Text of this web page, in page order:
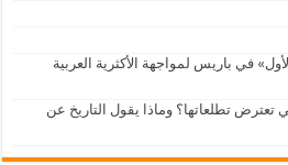
في باريس لمواجهة الأكثرية العربية
تعترض تطلعاتها؟ وماذا يقول التاريخ عن